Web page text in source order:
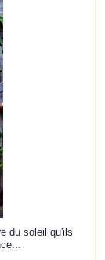
du soleil qu'ils